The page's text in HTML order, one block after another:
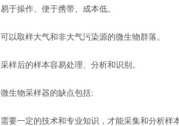
易于操作、便于携带、成本低。
可以取样大气和非大气污染源的微生物群落。
采样后的样本容易处理、分析和识别。
微生物采样器的缺点包括:
需要一定的技术和专业知识，才能采集和分析样